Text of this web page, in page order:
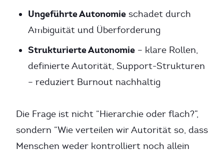
Ungeführte Autonomie schadet durch
Ambiguität und Überforderung
Strukturierte Autonomie – klare Rollen,
definierte Autorität, Support-Strukturen
– reduziert Burnout nachhaltig
Die Frage ist nicht “Hierarchie oder flach?”,
sondern “Wie verteilen wir Autorität so, dass
Menschen weder kontrolliert noch allein